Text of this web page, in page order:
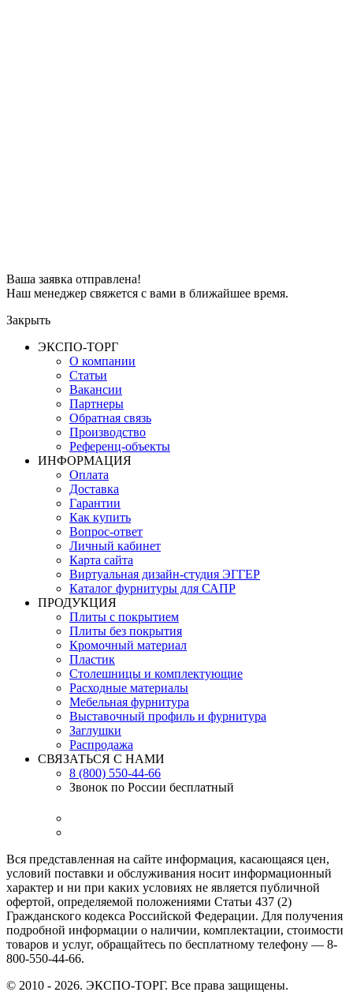
Ваша заявка отправлена!
Наш менеджер свяжется с вами в ближайшее время.
Закрыть
ЭКСПО-ТОРГ
О компании
Статьи
Вакансии
Партнеры
Обратная связь
Производство
Референц-объекты
ИНФОРМАЦИЯ
Оплата
Доставка
Гарантии
Как купить
Вопрос-ответ
Личный кабинет
Карта сайта
Виртуальная дизайн-студия ЭГГЕР
Каталог фурнитуры для САПР
ПРОДУКЦИЯ
Плиты с покрытием
Плиты без покрытия
Кромочный материал
Пластик
Столешницы и комплектующие
Расходные материалы
Мебельная фурнитура
Выставочный профиль и фурнитура
Заглушки
Распродажа
СВЯЗАТЬСЯ С НАМИ
8 (800) 550-44-66
Звонок по России бесплатный
Вся представленная на сайте информация, касающаяся цен,
условий поставки и обслуживания носит информационный
характер и ни при каких условиях не является публичной
офертой, определяемой положениями Статьи 437 (2)
Гражданского кодекса Российской Федерации. Для получения
подробной информации о наличии, комплектации, стоимости
товаров и услуг, обращайтесь по бесплатному телефону — 8-
800-550-44-66.
© 2010 - 2026. ЭКСПО-ТОРГ. Все права защищены.